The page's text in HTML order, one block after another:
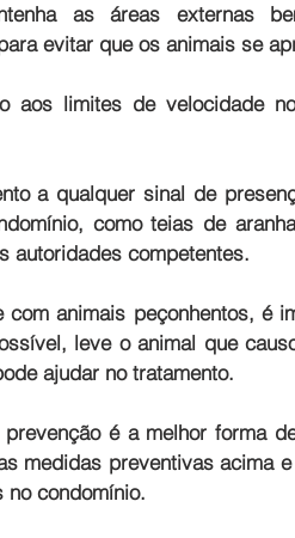
as áreas externas
evitar que os animais se
aos limites de velocidade
a qualquer sinal de
como teias de
autoridades competentes.
com animais peçonhentos, é
leve o animal que
ajudar no tratamento.
é a melhor forma
medidas preventivas acima
condomínio.